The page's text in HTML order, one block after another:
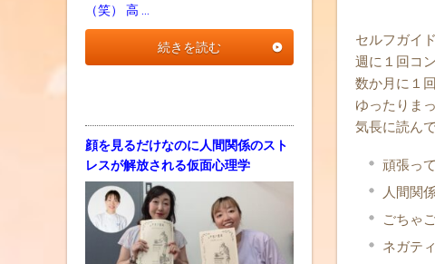
セルフガイ
週に１回コ
数か月に１
ゆったりま
気長に読ん
頑張っ
人間関
ごちゃ
ネガテ
（笑） 高 …
続きを読む
顔を見るだけなのに人間関係のスト
レスが解放される仮面心理学